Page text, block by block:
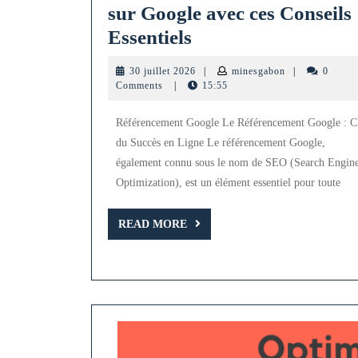
sur Google avec ces Conseils
Essentiels
votre
Référencement
Google
avec
ces
Conseils
Essentiels
30 juillet 2026 30
juillet
minesgabon minesgabon
0
Comments
15:55
Référencement Google Le Référencement Google :
du Succès en Ligne Le référencement Google,
également connu sous le nom de SEO (Search
Optimization), est un élément essentiel pour toute
READ MORE
READ
MORE